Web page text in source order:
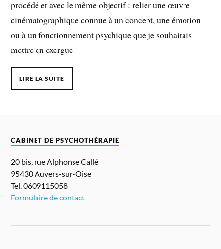
procédé et avec le même objectif : relier une œuvre
cinématographique connue à un concept, une émotion
ou à un fonctionnement psychique que je souhaitais
mettre en exergue.
LIRE LA SUITE
CABINET DE PSYCHOTHÉRAPIE
20 bis, rue Alphonse Callé
95430 Auvers-sur-Oise
Tel. 0609115058
Formulaire de contact